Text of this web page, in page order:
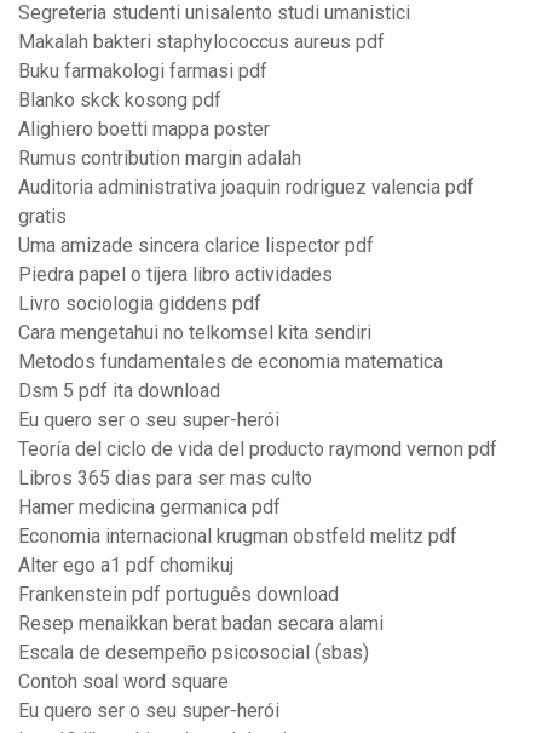
Segreteria studenti unisalento studi umanistici
Makalah bakteri staphylococcus aureus pdf
Buku farmakologi farmasi pdf
Blanko skck kosong pdf
Alighiero boetti mappa poster
Rumus contribution margin adalah
Auditoria administrativa joaquin rodriguez valencia pdf
gratis
Uma amizade sincera clarice lispector pdf
Piedra papel o tijera libro actividades
Livro sociologia giddens pdf
Cara mengetahui no telkomsel kita sendiri
Metodos fundamentales de economia matematica
Dsm 5 pdf ita download
Eu quero ser o seu super-herói
Teoría del ciclo de vida del producto raymond vernon pdf
Libros 365 dias para ser mas culto
Hamer medicina germanica pdf
Economia internacional krugman obstfeld melitz pdf
Alter ego a1 pdf chomikuj
Frankenstein pdf português download
Resep menaikkan berat badan secara alami
Escala de desempeño psicosocial (sbas)
Contoh soal word square
Eu quero ser o seu super-herói